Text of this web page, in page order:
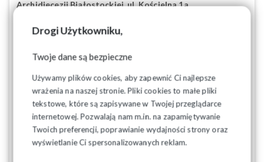
Drogi Użytkowniku,
Twoje dane są bezpieczne
Używamy plików cookies, aby zapewnić Ci najlepsze
wrażenia na naszej stronie. Pliki cookies to małe pliki
tekstowe, które są zapisywane w Twojej przeglądarce
internetowej. Pozwalają nam m.in. na zapamiętywanie
Twoich preferencji, poprawianie wydajności strony oraz
wyświetlanie Ci spersonalizowanych reklam.
Archidiecezji Białostockiej, ul. Kościelna 1a
Spotkanie zorganizował Region Podlaski NSZZ "Solidarność"